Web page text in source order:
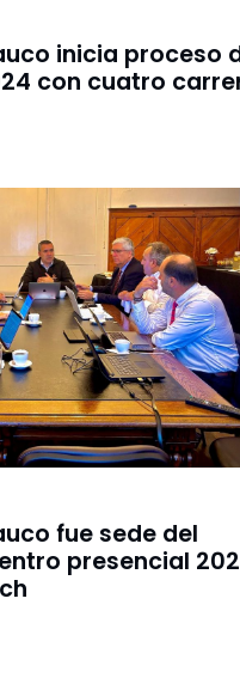
inicia proceso
con cuatro
fue sede del
presencial